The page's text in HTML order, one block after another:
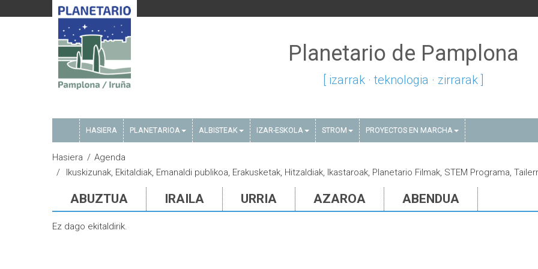
Planetario de Pamplona
[ izarrak · teknologia · zirrarak ]
HASIERA PLANETARIOA ALBISTEAK IZAR-ESKOLA STROM PROYECTOS EN MARCHA
Hasiera
Agenda
Ikuskizunak, Ekitaldiak, Emanaldi publikoa, Erakusketak, Hitzaldiak, Ikastaroak, Planetario Filmak, STEM Programa,
ABUZTUA IRAILA URRIA AZAROA ABENDUA
Ez dago ekitaldirik.